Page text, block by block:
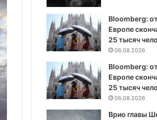
Bloomberg:
Европе
25 тысяч
06.08.2026
Bloomberg:
Европе
25 тысяч
06.08.2026
Врио главы